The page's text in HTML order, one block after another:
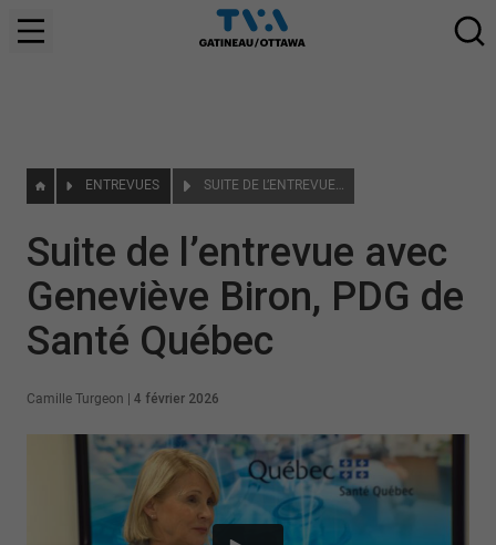
ENTREVUES SUITE DE L’ENTREVUE AVEC GENEVIÈVE BIRON, PDG DE SANTÉ QUÉBEC
Suite de l’entrevue avec
Geneviève Biron, PDG de
Santé Québec
Camille Turgeon 4 février 2026